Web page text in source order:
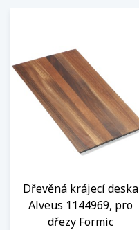
Dřevěná krájecí deska
Alveus 1144969, pro
dřezy Formic